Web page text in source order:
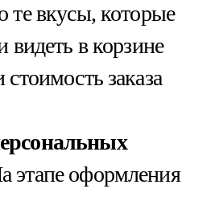
те вкусы, которые
видеть в корзине
заказа
этапе оформления